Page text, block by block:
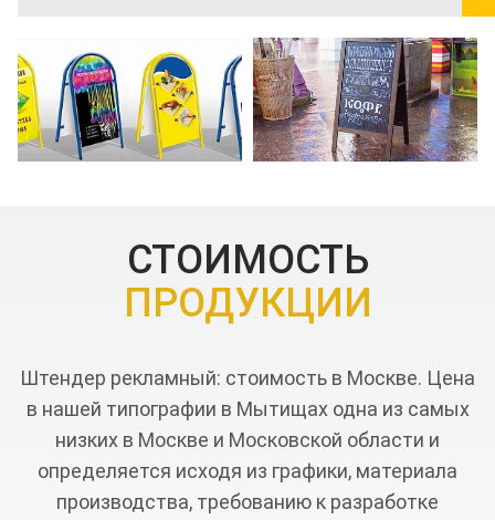
СТОИМОСТЬ
ПРОДУКЦИИ
Штендер рекламный: стоимость в Москве. Цена
в нашей типографии в Мытищах одна из самых
низких в Москве и Московской области и
определяется исходя из графики, материала
производства, требованию к разработке